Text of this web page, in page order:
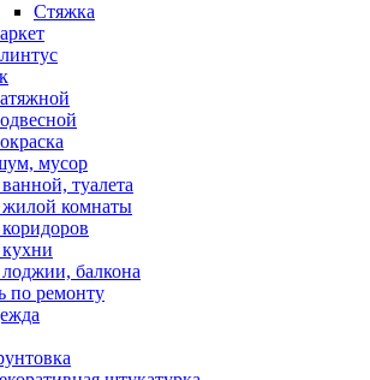
Стяжка
мусор
туалета
комнаты
балкона
по ремонту